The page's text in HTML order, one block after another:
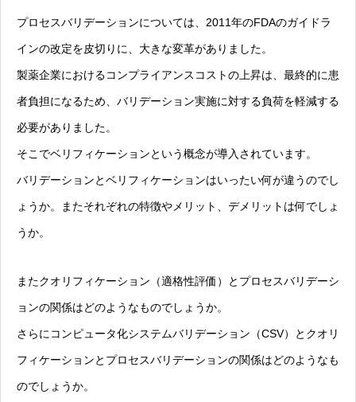
プロセスバリデーションについては、2011年のFDAのガイドラ
インの改定を皮切りに、大きな変革がありました。
製薬企業におけるコンプライアンスコストの上昇は、最終的に患
者負担になるため、バリデーション実施に対する負荷を軽減する
必要がありました。
そこでベリフィケーションという概念が導入されています。
バリデーションとベリフィケーションはいったい何が違うのでし
ょうか。またそれぞれの特徴やメリット、デメリットは何でしょ
うか。
またクオリフィケーション（適格性評価）とプロセスバリデーシ
ョンの関係はどのようなものでしょうか。
さらにコンピュータ化システムバリデーション（CSV）とクオリ
フィケーションとプロセスバリデーションの関係はどのようなも
のでしょうか。